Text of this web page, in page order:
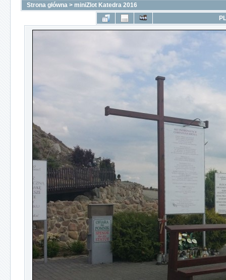
Strona główna > miniZlot Katedra 2016